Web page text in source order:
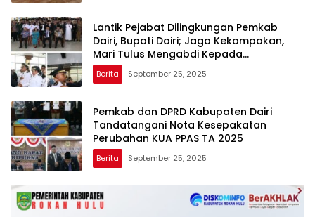
Lantik Pejabat Dilingkungan Pemkab
Dairi, Bupati Dairi; Jaga Kekompakan,
Mari Tulus Mengabdi Kepada
Masyarakat
Berita September 25, 2025
Pemkab dan DPRD Kabupaten Dairi
Tandatangani Nota Kesepakatan
Perubahan KUA PPAS TA 2025
Berita September 25, 2025